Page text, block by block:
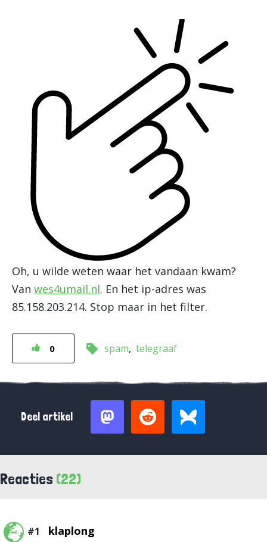
Oh, u wilde weten waar het vandaan kwam?
Van wes4umail.nl. En het ip-adres was
85.158.203.214. Stop maar in het filter.
0 spam telegraaf
Deel artikel
Reacties (22)
#1 klaplong